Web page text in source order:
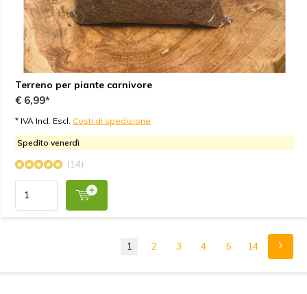
Terreno per piante carnivore
€ 6,99*
* IVA Incl. Escl. Costi di spedizione
Spedito venerdì
(14)
1 2 3 4 5 14